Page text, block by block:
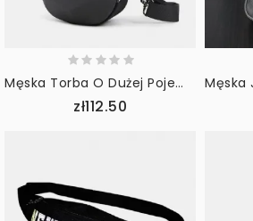
Męska Torba O Dużej Pojemności Usb Do Ładowania Wielowarstwowa Wodoodporna Torba Crossbody Torba Na Klatkę Piersiową Torba Na Ramię
zł112.50